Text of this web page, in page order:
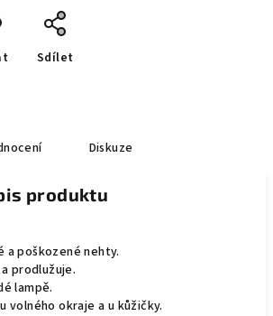
Sdílet
Diskuze
produktu
a poškozené nehty.
prodlužuje.
lampě.
volného okraje a u kůžičky.